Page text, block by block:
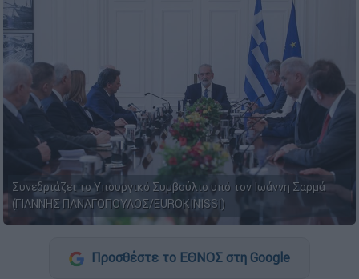
Συνεδριάζει το Υπουργικό Συμβούλιο υπό τον Ιωάννη Σαρμά
(ΓΙΑΝΝΗΣ ΠΑΝΑΓΟΠΟΥΛΟΣ/EUROKINISSI)
Προσθέστε το ΕΘΝΟΣ στη Google